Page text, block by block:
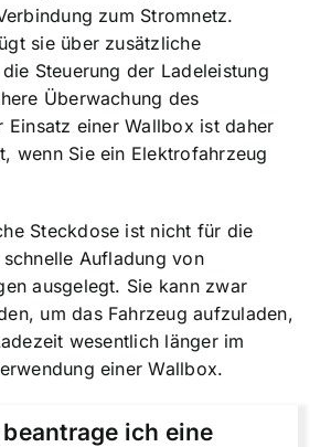
zum Stromnetz.
sie über zusätzliche
Steuerung der Ladeleistung
Überwachung des
Einsatz einer Wallbox ist daher
wenn Sie ein Elektrofahrzeug
Steckdose ist nicht für die
Aufladung von
ausgelegt. Sie kann zwar
um das Fahrzeug aufzuladen,
wesentlich länger im
einer Wallbox.
ich eine